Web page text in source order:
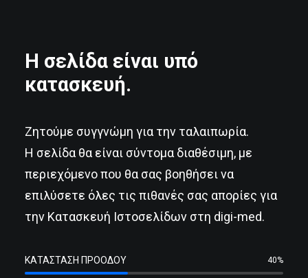
Η σελίδα είναι υπό
κατασκευή.
Ζητούμε συγγνώμη για την ταλαιπωρία.
Η σελίδα θα είναι σύντομα διαθέσιμη, με
περιεχόμενο που θα σας βοηθήσει να
επιλύσετε όλες τις πιθανές σας απορίες για
την Κατασκευή Ιστοσελίδων στη digi-med.
ΚΑΤΑΣΤΑΣΗ ΠΡΟΟΔΟΥ 40%